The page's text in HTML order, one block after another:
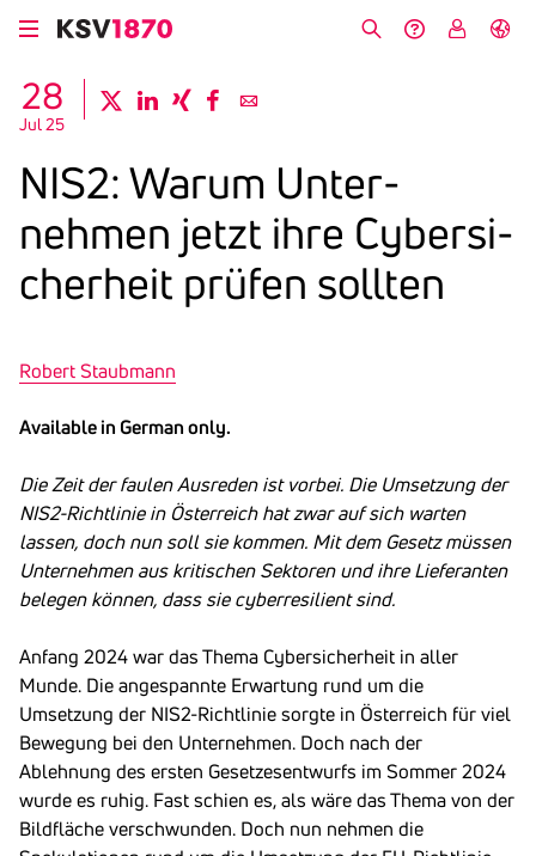
Skip
content
28
Jul 25
NIS2: Warum Unter­
nehmen jetzt ihre Cyber­si­
cher­heit prüfen sollten
Robert Staub­mann
Available in German only.
Die Zeit der faulen Ausreden ist vorbei. Die Umsetzung der
NIS2-Richtlinie in Österreich hat zwar auf sich warten
lassen, doch nun soll sie kommen. Mit dem Gesetz müssen
Unternehmen aus kritischen Sektoren und ihre Lieferanten
belegen können, dass sie cyberresilient sind.
Anfang 2024 war das Thema Cybersicherheit in aller
Munde. Die angespannte Erwartung rund um die
Umsetzung der NIS2-Richtlinie sorgte in Österreich für viel
Bewegung bei den Unternehmen. Doch nach der
Ablehnung des ersten Gesetzesentwurfs im Sommer 2024
wurde es ruhig. Fast schien es, als wäre das Thema von der
Bildfläche verschwunden. Doch nun nehmen die